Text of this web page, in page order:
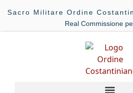
Sacro Militare Ordine
Real Commissione